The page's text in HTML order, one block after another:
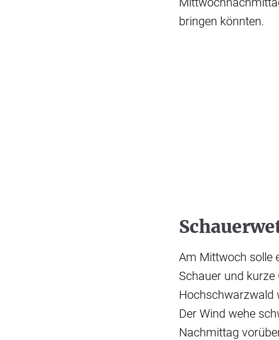
bringen könnten.
Am Mittwoch solle
Schauer und
Hochschwarzwald
Der Wind wehe
Nachmittag